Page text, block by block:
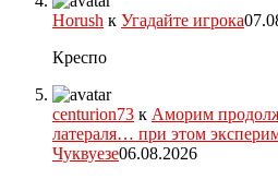
Horush к Угадайте игрока
Креспо
centurion73 к Аморим
латераля… при этом
Чуквуезе06.08.2026